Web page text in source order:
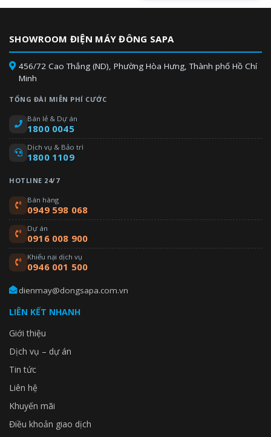
SHOWROOM ĐIỆN MÁY ĐÔNG SAPA
456/72 Cao Thắng (ND), Phường Hòa Hưng, Thành phố Hồ Chí
Minh
TỔNG ĐÀI MIỄN PHÍ CƯỚC
Bán lẻ & Dự án
1800 0045
Dịch vụ & Bảo trì
1800 1109
HOTLINE 24/7
Bán hàng
0949 598 068
Dự án
0916 008 900
Khiếu nại dịch vụ
0946 001 500
dienmay@dongsapa.com.vn
LIÊN KẾT NHANH
Giới thiệu
Dịch vụ – dự án
Tin tức
Liên hệ
Khuyến mãi
Điều khoản giao dịch